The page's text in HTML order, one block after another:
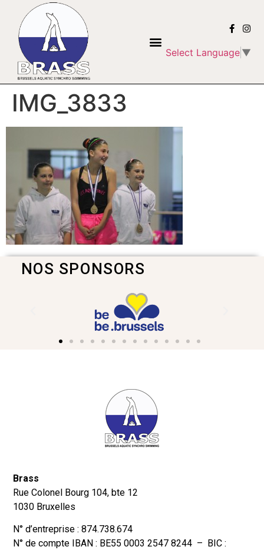
Select Language ▼
IMG_3833
NOS SPONSORS
Brass
Rue Colonel Bourg 104, bte 12
1030 Bruxelles
N° d’entreprise : 874.738.674
N° de compte IBAN : BE55 0003 2547 8244 – BIC :